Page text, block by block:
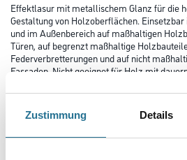
Zustimmung Details
Effektlasur mit metallischem Glanz für die
Gestaltung von Holzoberflächen.
und im Außenbereich auf maßhaltigen
Türen, auf ­be­grenzt maßhaltige
Federverbretterungen und auf nicht
Fassaden. Nicht geeignet für Holz mit
Farbtonbezeichnung